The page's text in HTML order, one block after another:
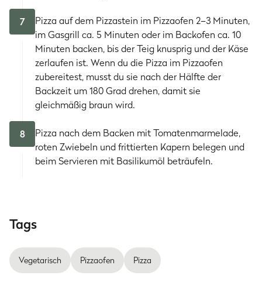
7
Pizza auf dem Pizzastein im Pizzaofen 2–3 Minuten,
im Gasgrill ca. 5 Minuten oder im Backofen ca. 10
Minuten backen, bis der Teig knusprig und der Käse
zerlaufen ist. Wenn du die Pizza im Pizzaofen
zubereitest, musst du sie nach der Hälfte der
Backzeit um 180 Grad drehen, damit sie
gleichmäßig braun wird.
8
Pizza nach dem Backen mit Tomatenmarmelade,
roten Zwiebeln und frittierten Kapern belegen und
beim Servieren mit Basilikumöl beträufeln.
Tags
Vegetarisch Pizzaofen Pizza